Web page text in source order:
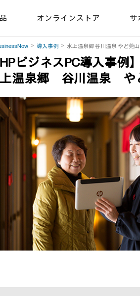
オンラインストア サ
導入事例 水上温泉郷 谷川温泉 やど莞
HPビジネスPC導入事例
温泉郷 谷川温泉 や